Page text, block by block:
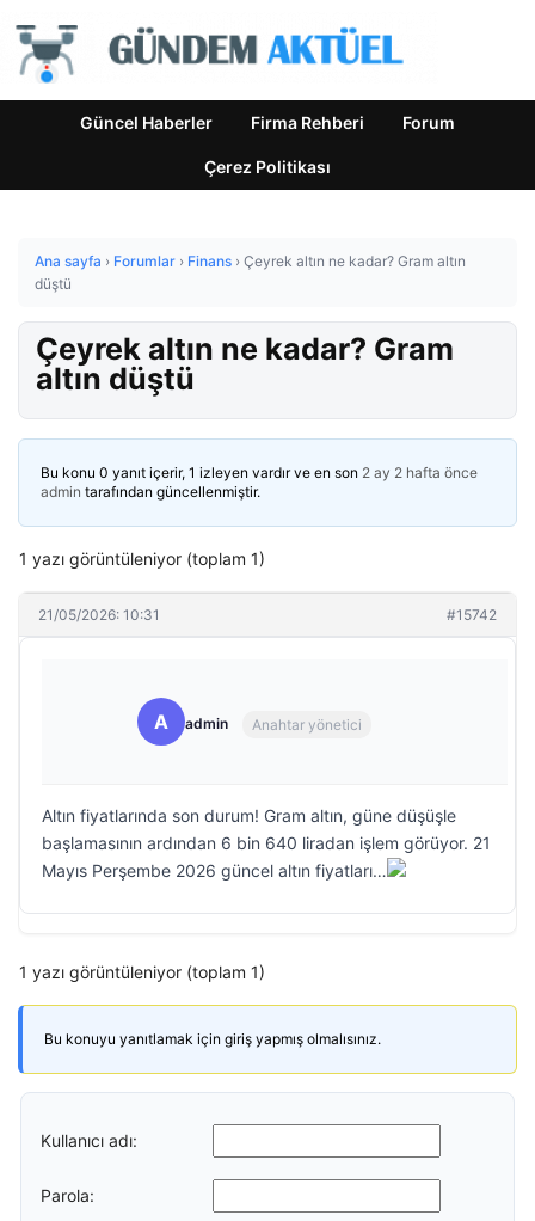
Güncel Haberler Firma Rehberi Forum
Çerez Politikası
Ana sayfa › Forumlar › Finans › Çeyrek altın ne kadar? Gram altın
düştü
Çeyrek altın ne kadar? Gram
altın düştü
Bu konu 0 yanıt içerir, 1 izleyen vardır ve en son 2 ay 2 hafta önce
admin tarafından güncellenmiştir.
1 yazı görüntüleniyor (toplam 1)
21/05/2026: 10:31 #15742
A admin Anahtar yönetici
Altın fiyatlarında son durum! Gram altın, güne düşüşle
başlamasının ardından 6 bin 640 liradan işlem görüyor. 21
Mayıs Perşembe 2026 güncel altın fiyatları…
1 yazı görüntüleniyor (toplam 1)
Bu konuyu yanıtlamak için giriş yapmış olmalısınız.
Kullanıcı adı:
Parola: